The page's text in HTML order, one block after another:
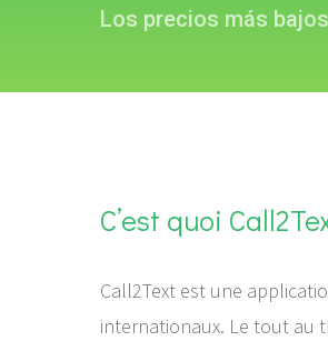
Los precios más
C’est quoi
Call2Text est une
internationaux. Le tout au